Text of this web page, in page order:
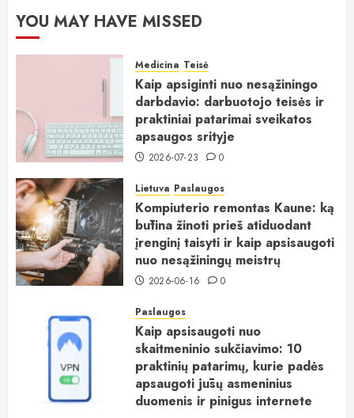
YOU MAY HAVE MISSED
Medicina Teisė
Kaip apsiginti nuo nesąžiningo
darbdavio: darbuotojo teisės ir
praktiniai patarimai sveikatos
apsaugos srityje
2026-07-23 0
Lietuva Paslaugos
Kompiuterio remontas Kaune: ką
būtina žinoti prieš atiduodant
įrenginį taisyti ir kaip apsisaugoti
nuo nesąžiningų meistrų
2026-06-16 0
Paslaugos
Kaip apsisaugoti nuo
skaitmeninio sukčiavimo: 10
praktinių patarimų, kurie padės
apsaugoti jūsų asmeninius
duomenis ir pinigus internete